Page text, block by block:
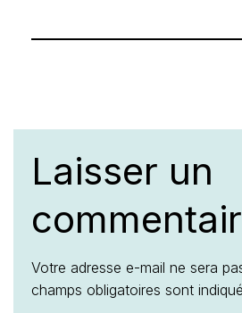
Laisser un
Votre adresse e-mail ne sera
champs obligatoires sont